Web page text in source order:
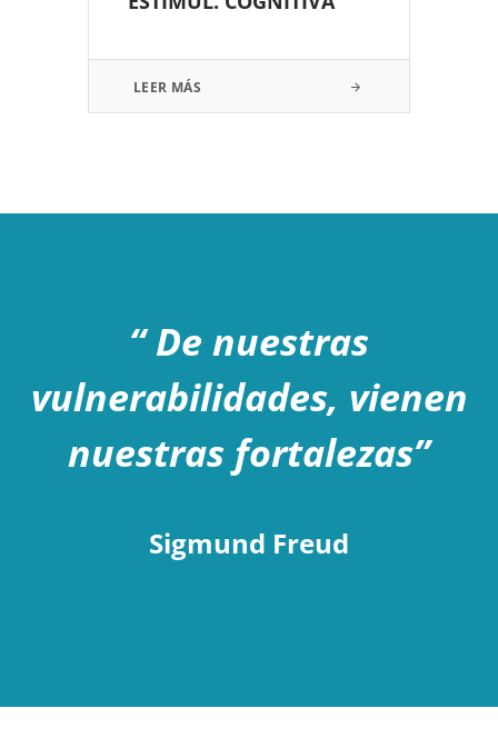
LEER MÁS
“ De nuestras
vulnerabilidades, vienen
nuestras fortalezas”
Sigmund Freud